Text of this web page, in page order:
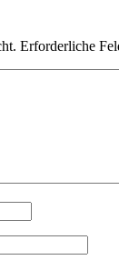
Erforderliche